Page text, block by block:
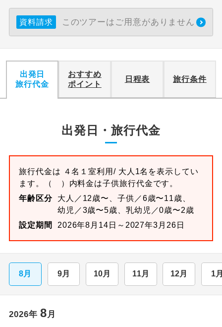
資料請求 このツアーはご用意がありません
出発日
旅行代金
おすすめ
ポイント
日程表 旅行条件
出発日・旅行代金
旅行代金は ４名１室利用/ 大人1名を表示してい
ます。
（ ）内料金は子供旅行代金です。
年齢区分
大人／12歳〜、子供／6歳〜11歳、
幼児／3歳〜5歳、乳幼児／0歳〜2歳
設定期間
2026年8月14日～2027年3月26日
8月 9月 10月 11月 12月 1
2026年 8月